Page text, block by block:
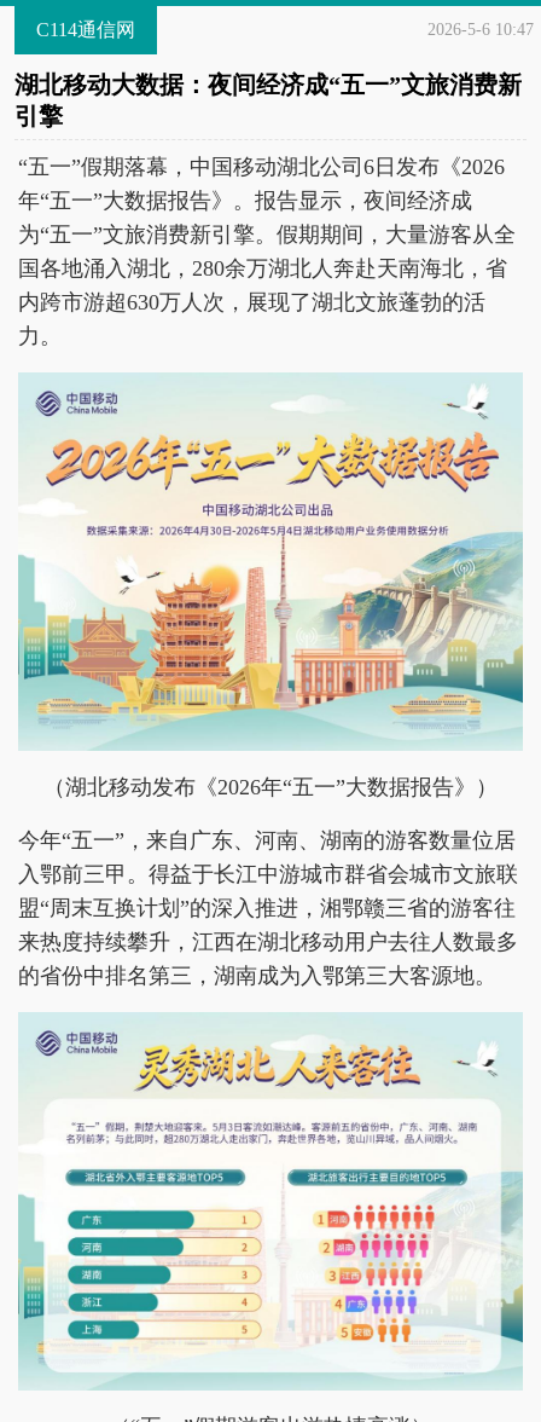
C114通信网 2026-5-6 10:47
湖北移动大数据：夜间经济成“五一”文旅消费新
引擎
“五一”假期落幕，中国移动湖北公司6日发布《2026
年“五一”大数据报告》。报告显示，夜间经济成
为“五一”文旅消费新引擎。假期期间，大量游客从全
国各地涌入湖北，280余万湖北人奔赴天南海北，省
内跨市游超630万人次，展现了湖北文旅蓬勃的活
力。
（湖北移动发布《2026年“五一”大数据报告》）
今年“五一”，来自广东、河南、湖南的游客数量位居
入鄂前三甲。得益于长江中游城市群省会城市文旅联
盟“周末互换计划”的深入推进，湘鄂赣三省的游客往
来热度持续攀升，江西在湖北移动用户去往人数最多
的省份中排名第三，湖南成为入鄂第三大客源地。